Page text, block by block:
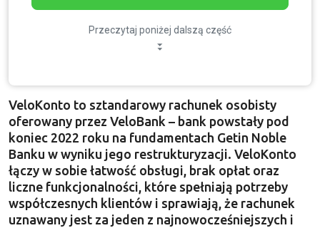
Przeczytaj poniżej dalszą część
VeloKonto to sztandarowy rachunek osobisty
oferowany przez VeloBank – bank powstały pod
koniec 2022 roku na fundamentach Getin Noble
Banku w wyniku jego restrukturyzacji. VeloKonto
łączy w sobie łatwość obsługi, brak opłat oraz
liczne funkcjonalności, które spełniają potrzeby
współczesnych klientów i sprawiają, że rachunek
uznawany jest za jeden z najnowocześniejszych i